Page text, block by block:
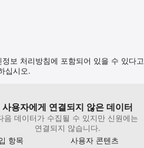
보 처리방침에 포함되어 있을 수 있다고
십시오.
사용자에게 연결되지 않은 데이터
음 데이터가 수집될 수 있지만 신원에는
연결되지 않습니다.
항목
사용자 콘텐츠